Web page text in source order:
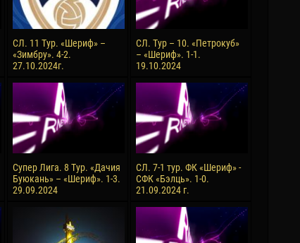
СЛ. 11 Тур. «Шериф» –
«Зимбру». 4-2.
27.10.2024г.
СЛ. Тур – 10. «Петрокуб»
– «Шериф». 1-1.
19.10.2024
Супер Лига. 8 Тур. «Дачия
Буюкань» – «Шериф». 1-3.
29.09.2024
СЛ. 7-1 тур. ФК «Шериф» -
СФК «Бэлць». 1-0.
21.09.2024 г.